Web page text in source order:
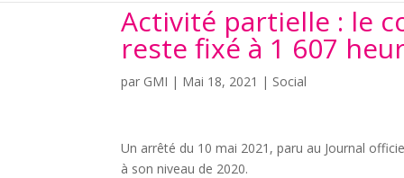
Activité partielle : le
reste fixé à 1 607
par GMI | Mai 18, 2021 | Social
Un arrêté du 10 mai 2021, paru au Journal
à son niveau de 2020.